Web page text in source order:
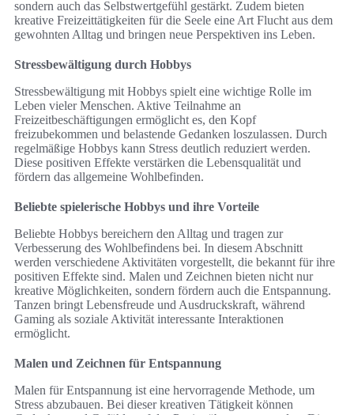
sondern auch das Selbstwertgefühl gestärkt. Zudem bieten
kreative Freizeittätigkeiten für die Seele eine Art Flucht aus dem
gewohnten Alltag und bringen neue Perspektiven ins Leben.
Stressbewältigung durch Hobbys
Stressbewältigung mit Hobbys spielt eine wichtige Rolle im
Leben vieler Menschen. Aktive Teilnahme an
Freizeitbeschäftigungen ermöglicht es, den Kopf
freizubekommen und belastende Gedanken loszulassen. Durch
regelmäßige Hobbys kann Stress deutlich reduziert werden.
Diese positiven Effekte verstärken die Lebensqualität und
fördern das allgemeine Wohlbefinden.
Beliebte spielerische Hobbys und ihre Vorteile
Beliebte Hobbys bereichern den Alltag und tragen zur
Verbesserung des Wohlbefindens bei. In diesem Abschnitt
werden verschiedene Aktivitäten vorgestellt, die bekannt für ihre
positiven Effekte sind. Malen und Zeichnen bieten nicht nur
kreative Möglichkeiten, sondern fördern auch die Entspannung.
Tanzen bringt Lebensfreude und Ausdruckskraft, während
Gaming als soziale Aktivität interessante Interaktionen
ermöglicht.
Malen und Zeichnen für Entspannung
Malen für Entspannung ist eine hervorragende Methode, um
Stress abzubauen. Bei dieser kreativen Tätigkeit können